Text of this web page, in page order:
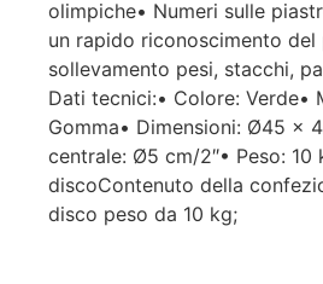
olimpiche• Numeri sulle
un rapido riconoscimento del
sollevamento pesi, stacchi,
Dati tecnici:• Colore: Verde•
Gomma• Dimensioni: Ø45 x
centrale: Ø5 cm/2″• Peso: 10
discoContenuto della
disco peso da 10 kg;